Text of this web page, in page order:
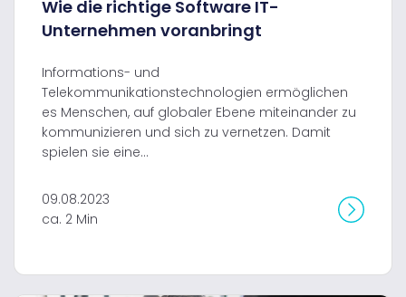
Wie die richtige Software IT-
Unternehmen voranbringt
Informations- und
Telekommunikationstechnologien ermöglichen
es Menschen, auf globaler Ebene miteinander zu
kommunizieren und sich zu vernetzen. Damit
spielen sie eine...
09.08.2023
ca. 2 Min